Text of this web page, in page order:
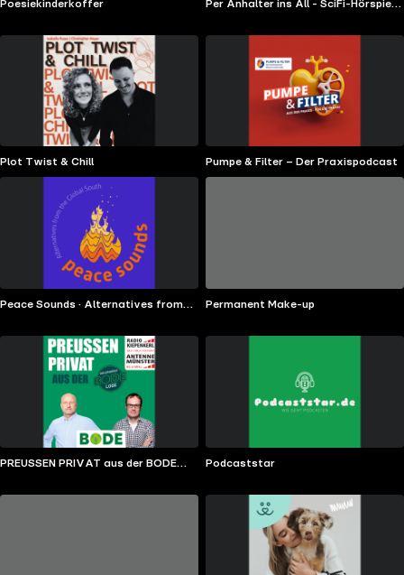
Poesiekinderkoffer
Per Anhalter ins All - SciFi-Hörspiel-
Plot Twist & Chill Pumpe & Filter – Der Praxispodcast
Peace Sounds · Alternatives from
Permanent Make-up
PREUSSEN PRIVAT aus der BODE
Podcaststar